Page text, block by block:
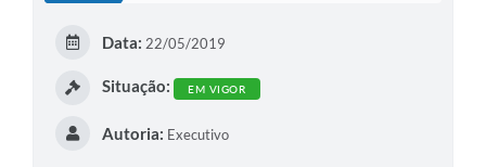
Data: 22/05/2019
Situação: EM VIGOR
Autoria: Executivo